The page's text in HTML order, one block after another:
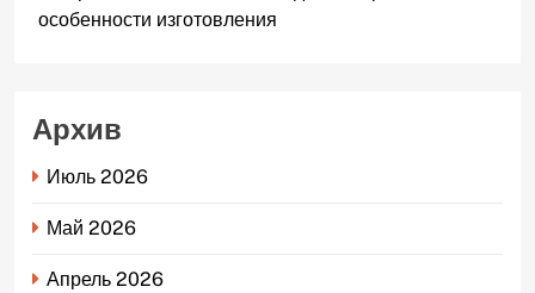
особенности изготовления
Архив
Июль 2026
Май 2026
Апрель 2026